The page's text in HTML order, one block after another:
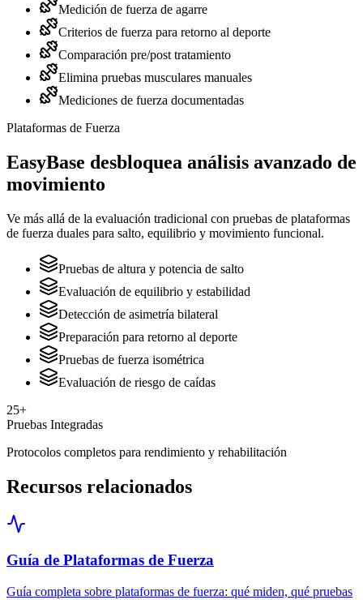
Medición de fuerza de agarre
Criterios de fuerza para retorno al deporte
Comparación pre/post tratamiento
Elimina pruebas musculares manuales
Mediciones de fuerza documentadas
Plataformas de Fuerza
EasyBase desbloquea análisis avanzado de
movimiento
Ve más allá de la evaluación tradicional con pruebas de plataformas
de fuerza duales para salto, equilibrio y movimiento funcional.
Pruebas de altura y potencia de salto
Evaluación de equilibrio y estabilidad
Detección de asimetría bilateral
Preparación para retorno al deporte
Pruebas de fuerza isométrica
Evaluación de riesgo de caídas
25+
Pruebas Integradas
Protocolos completos para rendimiento y rehabilitación
Recursos relacionados
Guía de Plataformas de Fuerza
Guía completa sobre plataformas de fuerza: qué miden, qué pruebas